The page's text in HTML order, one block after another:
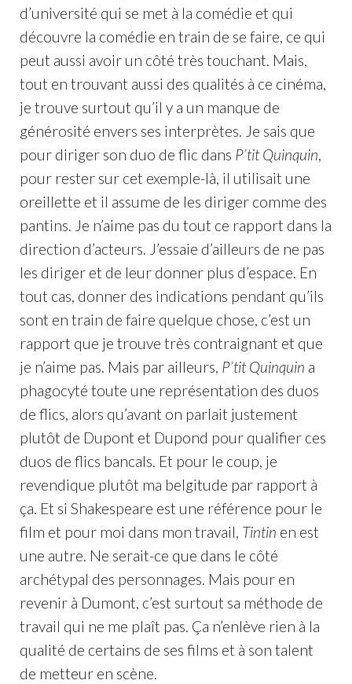
d’université qui se met à la comédie et qui
découvre la comédie en train de se faire, ce qui
peut aussi avoir un côté très touchant. Mais,
tout en trouvant aussi des qualités à ce cinéma,
je trouve surtout qu’il y a un manque de
générosité envers ses interprètes. Je sais que
pour diriger son duo de flic dans P’tit Quinquin,
pour rester sur cet exemple-là, il utilisait une
oreillette et il assume de les diriger comme des
pantins. Je n’aime pas du tout ce rapport dans la
direction d’acteurs. J’essaie d’ailleurs de ne pas
les diriger et de leur donner plus d’espace. En
tout cas, donner des indications pendant qu’ils
sont en train de faire quelque chose, c’est un
rapport que je trouve très contraignant et que
je n’aime pas. Mais par ailleurs, P’tit Quinquin a
phagocyté toute une représentation des duos
de flics, alors qu’avant on parlait justement
plutôt de Dupont et Dupond pour qualifier ces
duos de flics bancals. Et pour le coup, je
revendique plutôt ma belgitude par rapport à
ça. Et si Shakespeare est une référence pour le
film et pour moi dans mon travail, Tintin en est
une autre. Ne serait-ce que dans le côté
archétypal des personnages. Mais pour en
revenir à Dumont, c’est surtout sa méthode de
travail qui ne me plaît pas. Ça n’enlève rien à la
qualité de certains de ses films et à son talent
de metteur en scène.